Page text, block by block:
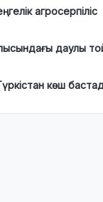
агросерпіліс
даулы
көш